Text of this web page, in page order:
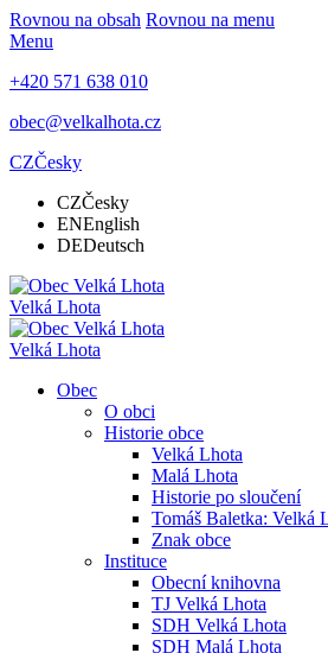
Rovnou na obsah Rovnou na menu
Menu
+420 571 638 010
obec@velkalhota.cz
CZČesky
CZČesky
ENEnglish
DEDeutsch
Velká Lhota
Velká Lhota
Obec
O obci
Historie obce
Velká Lhota
Malá Lhota
Historie po sloučení
Tomáš Baletka: Velká
Znak obce
Instituce
Obecní knihovna
TJ Velká Lhota
SDH Velká Lhota
SDH Malá Lhota